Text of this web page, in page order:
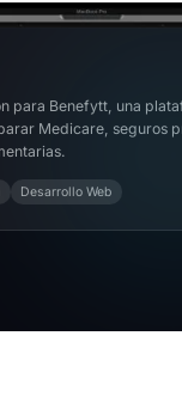
para Benefytt, una
Medicare, seguros
Desarrollo Web